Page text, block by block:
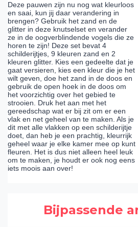
Deze pauwen zijn nu nog wat kleurloos
en saai, kun jij daar verandering in
brengen? Gebruik het zand en de
glitter in deze knutselset en verander
ze in de oogverblindende vogels die ze
horen te zijn! Deze set bevat 4
schilderijtjes, 9 kleuren zand en 2
kleuren glitter. Kies een gedeelte dat je
gaat versieren, kies een kleur die je het
wilt geven, doe het zand in de doos en
gebruik de open hoek in de doos om
het voorzichtig over het gebied te
strooien. Druk het aan met het
gereedschap wat er bij zit om er een
vlak en net geheel van te maken. Als je
dit met alle vlakken op een schilderijtje
doet, dan heb je een prachtig, kleurrijk
geheel waar je elke kamer mee op kunt
fleuren. Het is dus niet alleen heel leuk
om te maken, je houdt er ook nog eens
iets moois aan over!
Bijpassende